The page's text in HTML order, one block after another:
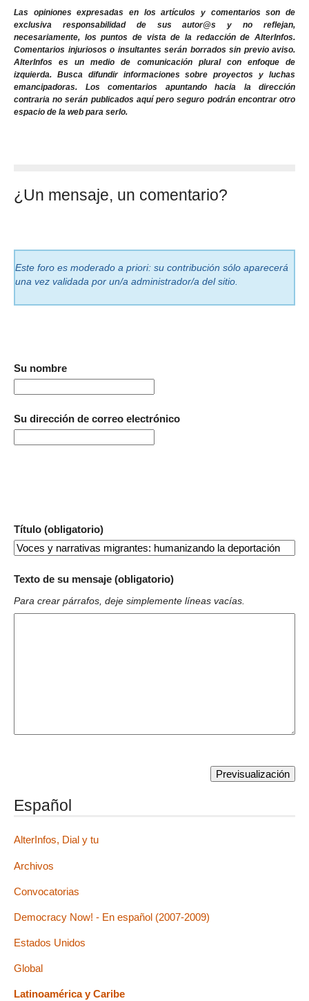
Las opiniones expresadas en los artículos y comentarios son de
exclusiva responsabilidad de sus autor@s y no reflejan,
necesariamente, los puntos de vista de la redacción de AlterInfos.
Comentarios injuriosos o insultantes serán borrados sin previo aviso.
AlterInfos es un medio de comunicación plural con enfoque de
izquierda. Busca difundir informaciones sobre proyectos y luchas
emancipadoras. Los comentarios apuntando hacia la dirección
contraria no serán publicados aquí pero seguro podrán encontrar otro
espacio de la web para serlo.
¿Un mensaje, un comentario?
Este foro es moderado a priori: su contribución sólo aparecerá
una vez validada por un/a administrador/a del sitio.
Su nombre
Su dirección de correo electrónico
Título (obligatorio)
Texto de su mensaje (obligatorio)
Para crear párrafos, deje simplemente líneas vacías.
Español
AlterInfos, Dial y tu
Archivos
Convocatorias
Democracy Now! - En español (2007-2009)
Estados Unidos
Global
Latinoamérica y Caribe